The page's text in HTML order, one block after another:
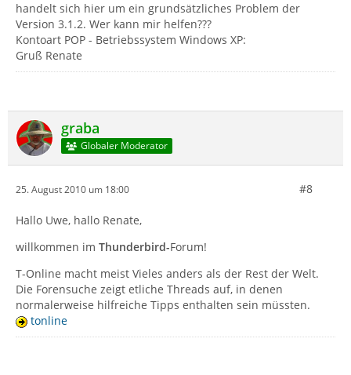
handelt sich hier um ein grundsätzliches Problem der
Version 3.1.2. Wer kann mir helfen???
Kontoart POP - Betriebssystem Windows XP:
Gruß Renate
graba
Globaler Moderator
25. August 2010 um 18:00 #8
Hallo Uwe, hallo Renate,
willkommen im Thunderbird-Forum!
T-Online macht meist Vieles anders als der Rest der Welt.
Die Forensuche zeigt etliche Threads auf, in denen
normalerweise hilfreiche Tipps enthalten sein müssten.
tonline